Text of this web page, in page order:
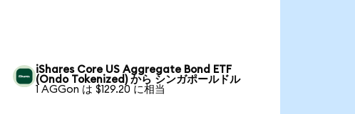
iShares Core US Aggregate Bond ETF
(Ondo Tokenized) から シンガポールドル
1 AGGon は $129.20 に相当